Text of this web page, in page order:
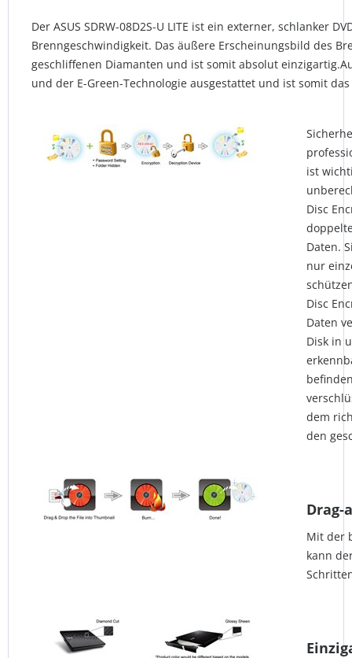
Der ASUS SDRW-08D2S-U LITE ist ein externer, schlanker
Brenngeschwindigkeit. Das äußere Erscheinungsbild des
geschliffenen Diamanten und ist somit absolut
und der E-Green-Technologie ausgestattet und ist somit
ist
Disc
Daten.
nur
Disc
Daten
Disk in
dem
den
Drag-
Mit der
kann